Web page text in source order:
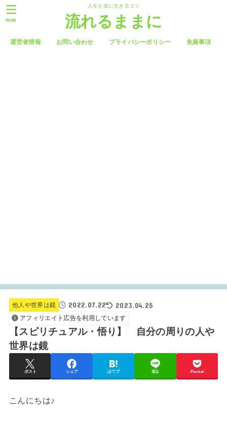
人生を楽に生きるコツ
流れるままに
運営者情報 お問い合わせ プライバシーポリシー 免責事項
MENU
他人や世界は鏡 2022.07.22 2023.04.25
アフィリエイト広告を利用しています
【スピリチュアル・悟り】 自分の周りの人や
世界は鏡
ポスト シェア はてブ 送る Pocket
こんにちは♪